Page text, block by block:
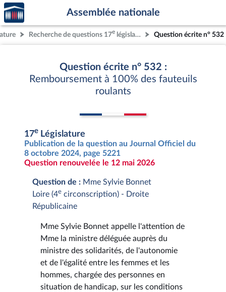
Aller au contenu
Aller en bas de la page
Accèder
à la
page
d'accueil
Assemblée nationale
Recherche de questions 17e législature Question écrite n° 532
Question écrite n° 532 :
Remboursement à 100% des fauteuils
roulants
17e Législature
Publication de la question au Journal Officiel du
8 octobre 2024, page 5221
Question renouvelée le 12 mai 2026
Question de : Mme Sylvie Bonnet
Loire (4e circonscription) - Droite
Républicaine
Mme Sylvie Bonnet appelle l'attention de
Mme la ministre déléguée auprès du
ministre des solidarités, de l'autonomie
et de l'égalité entre les femmes et les
hommes, chargée des personnes en
situation de handicap, sur les conditions